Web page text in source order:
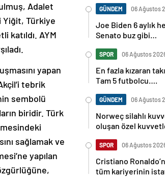
Adalet
Yiğit, Türkiye
katıldı. AYM
yapan
tebrik
sembolü
biridir. Türk
sağlamak ve
yapılan
GÜNDEM 06 Ağustos
Joe Biden 6 aylık
Senato buz gibi…
SPOR 06 Ağustos
En fazla kızaran
Tam 5 futbolcu….
GÜNDEM 06 Ağustos
Norweç silahlı
oluşan özel
SPOR 06 Ağustos
Cristiano
tüm kariyerinin